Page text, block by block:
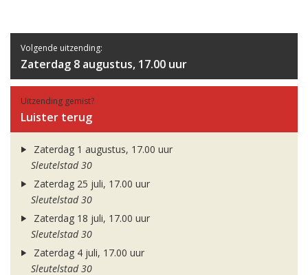
Volgende uitzending:
Zaterdag 8 augustus, 17.00 uur
Uitzending gemist?
Luister terug
Zaterdag 1 augustus, 17.00 uur
Sleutelstad 30
Zaterdag 25 juli, 17.00 uur
Sleutelstad 30
Zaterdag 18 juli, 17.00 uur
Sleutelstad 30
Zaterdag 4 juli, 17.00 uur
Sleutelstad 30